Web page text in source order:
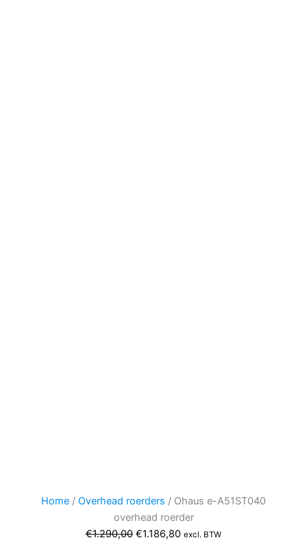
Home / Overhead roerders / Ohaus e-A51ST040
overhead roerder
€1.290,00 Oorspronkelijke
€1.186,80Huidige
excl. BTW